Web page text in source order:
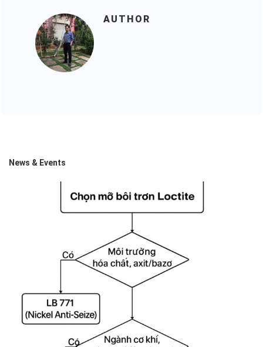
AUTHOR
News & Events